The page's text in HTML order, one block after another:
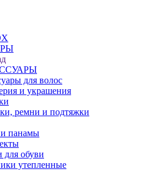
для волос
и украшения
ремни и подтяжки
панамы
обуви
утепленные